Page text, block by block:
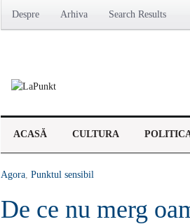
Despre Arhiva Search Results
ACASĂ CULTURA
Agora, Punktul sensibil
De ce nu merg